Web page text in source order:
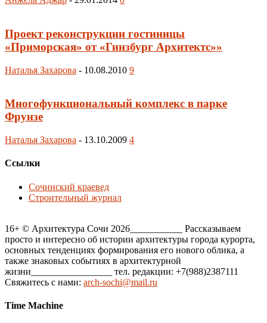
Проект реконструкции гостиницы
«Приморская» от «Гинзбург Архитектс»»
Наталья Захарова - 10.08.2010 9
Многофункциональный комплекс в парке
Фрунзе
Наталья Захарова - 13.10.2009 4
Ссылки
Сочинский краевед
Строительный журнал
16+ © Архитектура Сочи 2026___________ Рассказываем
просто и интересно об истории архитектуры города курорта,
основных тенденциях формирования его нового облика, а
также знаковых событиях в архитектурной
жизни_________________ тел. редакции: +7(988)2387111
Свяжитесь с нами: arch-sochi@mail.ru
Time Machine